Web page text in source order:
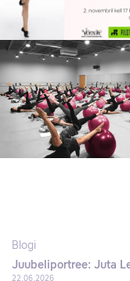
Blogi
Juubeliportree: Juta
22.06.2026